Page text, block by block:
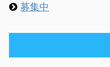
募集中